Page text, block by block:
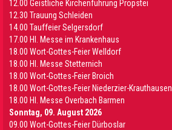
12.00 Geistliche Kirchenführung Propstei
12.30 Trauung Schleiden
14.00 Tauffeier Selgersdorf
17.00 Hl. Messe im Krankenhaus
18.00 Wort-Gottes-Feier Welldorf
18.00 Hl. Messe Stetternich
18.00 Wort-Gottes-Feier Broich
18.00 Wort-Gottes-Feier Niederzier-Krauthausen
18.00 Hl. Messe Overbach Barmen
Sonntag, 09. August 2026
09.00 Wort-Gottes-Feier Dürboslar